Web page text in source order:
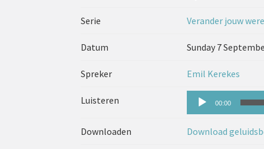
Serie Verander jouw
Datum Sunday 7
Spreker Emil Kerekes
Luisteren Audiospeler
00:00
Downloaden Download